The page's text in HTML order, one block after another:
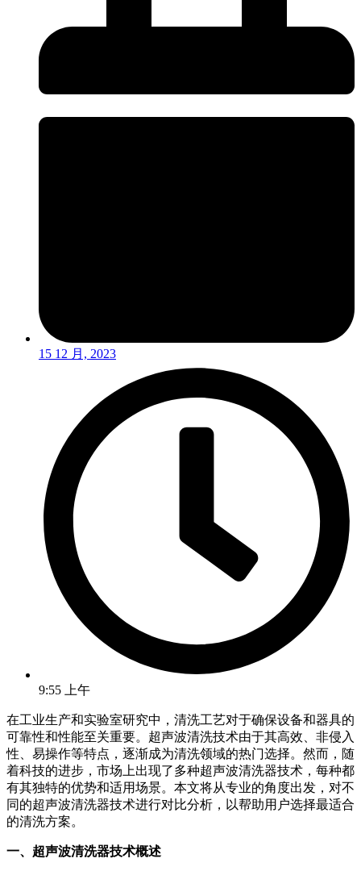
15 12 月, 2023
9:55 上午
在工业生产和实验室研究中，清洗工艺对于确保设备和器具的
可靠性和性能至关重要。超声波清洗技术由于其高效、非侵入
性、易操作等特点，逐渐成为清洗领域的热门选择。然而，随
着科技的进步，市场上出现了多种超声波清洗器技术，每种都
有其独特的优势和适用场景。本文将从专业的角度出发，对不
同的超声波清洗器技术进行对比分析，以帮助用户选择最适合
的清洗方案。
一、超声波清洗器技术概述